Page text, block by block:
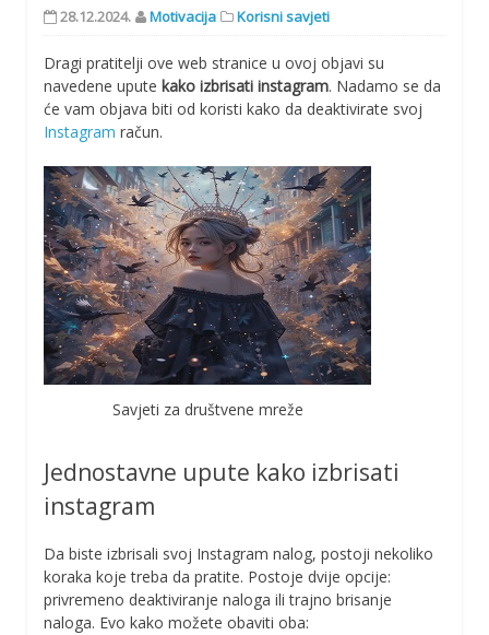
28.12.2024. Motivacija Korisni savjeti
Dragi pratitelji ove web stranice u ovoj objavi su
navedene upute kako izbrisati instagram. Nadamo se da
će vam objava biti od koristi kako da deaktivirate svoj
Instagram račun.
Savjeti za društvene mreže
Jednostavne upute kako izbrisati
instagram
Da biste izbrisali svoj Instagram nalog, postoji nekoliko
koraka koje treba da pratite. Postoje dvije opcije:
privremeno deaktiviranje naloga ili trajno brisanje
naloga. Evo kako možete obaviti oba: